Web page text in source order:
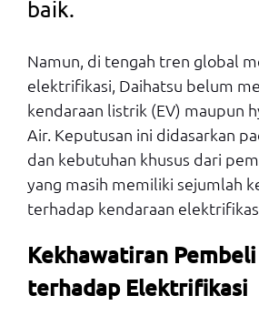
baik.
Namun, di tengah tren global
elektrifikasi, Daihatsu belum
kendaraan listrik (EV) maupun
Air. Keputusan ini didasarkan
dan kebutuhan khusus dari
yang masih memiliki sejumlah
terhadap kendaraan
Kekhawatiran
terhadap Elektrifikasi